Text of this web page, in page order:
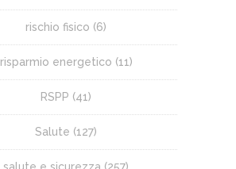
rischio fisico (6)
risparmio energetico (11)
RSPP (41)
Salute (127)